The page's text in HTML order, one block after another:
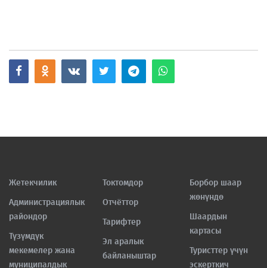
Жетекчилик
Администрациялык
райондор
Түзүмдүк
мекемелер жана
муниципалдык
Токтомдор
Отчёттор
Тарифтер
Эл аралык
байланыштар
Борбор шаар
жөнүндө
Шаардын
картасы
Туристтер үчүн
эскерткич